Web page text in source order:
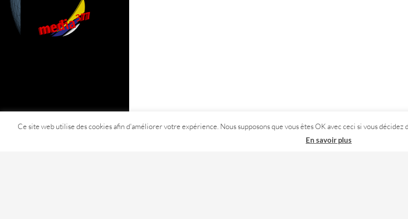
Ce site web utilise des cookies afin d'améliorer votre expérience. Nous supposons que vous êtes OK avec ceci si vous
En savoir plus